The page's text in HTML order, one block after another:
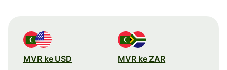
MVR ke USD MVR ke ZAR